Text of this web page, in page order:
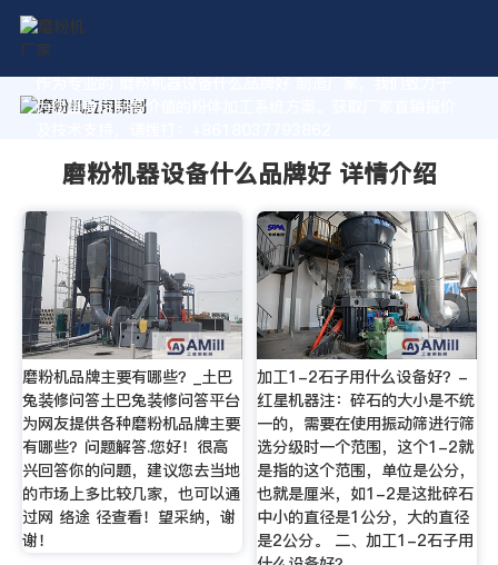
作为专业的 磨粉机器设备什么品牌好 制造厂家，我们致力于
为您量身定制高价值的粉体加工系统方案。获取厂家直销报价
磨粉机器设备什么品牌好 详情介绍
磨粉机品牌主要有哪些？_土巴
兔装修问答土巴兔装修问答平台
为网友提供各种磨粉机品牌主要
有哪些？问题解答.您好！很高
兴回答你的问题，建议您去当地
的市场上多比较几家，也可以通
过网 络途 径查看！望采纳，谢
谢！
加工1-2石子用什么设备好？-
红星机器注：碎石的大小是不统
一的，需要在使用振动筛进行筛
选分级时一个范围，这个1-2就
是指的这个范围，单位是公分，
也就是厘米，如1-2是这批碎石
中小的直径是1公分，大的直径
是2公分。 二、加工1-2石子用